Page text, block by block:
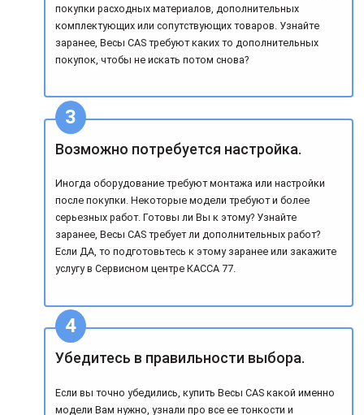
покупки расходных материалов, дополнительных
комплектующих или сопутствующих товаров. Узнайте
заранее, Весы CAS требуют каких то дополнительных
покупок, чтобы не искать потом снова?
Возможно потребуется настройка.
Иногда оборудование требуют монтажа или настройки
после покупки. Некоторые модели требуют и более
серьезных работ. Готовы ли Вы к этому? Узнайте
заранее, Весы CAS требует ли дополнительных работ?
Если ДА, то подготовьтесь к этому заранее или закажите
услугу в Сервисном центре КАССА 77.
Убедитесь в правильности выбора.
Если вы точно убедились, купить Весы CAS какой именно
модели Вам нужно, узнали про все ее тонкости и